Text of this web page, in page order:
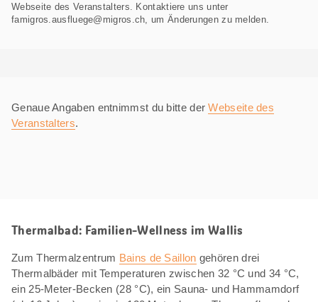
Webseite des Veranstalters. Kontaktiere uns unter
famigros.ausfluege@migros.ch, um Änderungen zu melden.
Genaue Angaben entnimmst du bitte derWebseite des
Veranstalters.
Thermalbad: Familien-Wellness im Wallis
Zum Thermalzentrum Bains de Saillon gehören drei
Thermalbäder mit Temperaturen zwischen 32 °C und 34 °C,
ein 25-Meter-Becken (28 °C), ein Sauna- und Hammamdorf